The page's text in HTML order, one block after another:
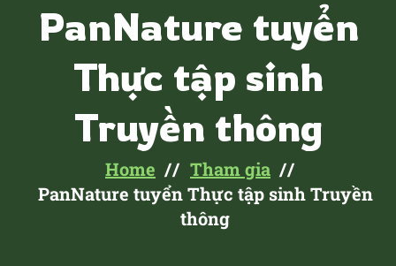
PanNature tuyển
Thực tập sinh
Truyền thông
Home
Tham gia
PanNature tuyển Thực tập sinh Truyền
thông